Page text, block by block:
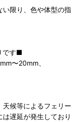
い限り、色や体型の指
です■
〜20mm、
候等によるフェリー
遅延が発生しており